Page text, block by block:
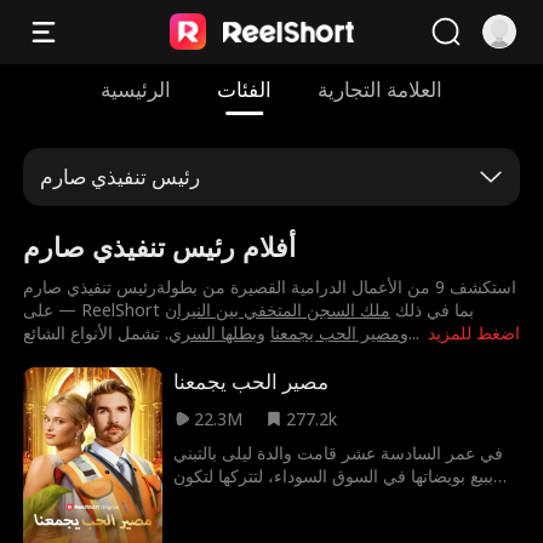
الرئيسية الفئات العلامة التجارية
رئيس تنفيذي صارم
أفلام رئيس تنفيذي صارم
اضغط للمزيد
استكشف 9 من الأعمال الدرامية القصيرة من بطولة⁨رئيس تنفيذي صارم⁩
على — ReelShort بما في ذلك ⁨ملك السجن المتخفي بين النيران⁩
و⁨مصير الحب يجمعنا⁩ و⁨بطلها السري⁩. تشمل الأنواع الشائع ...
مصير الحب يجمعنا
22.3M
277.2k
في عمر السادسة عشر قامت والدة ليلى بالتبني
ببيع بويضاتها في السوق السوداء، لتتركها لتكون